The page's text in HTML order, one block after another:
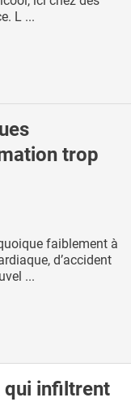
L ...
trop
faiblement à
d’accident
...
qui infiltrent